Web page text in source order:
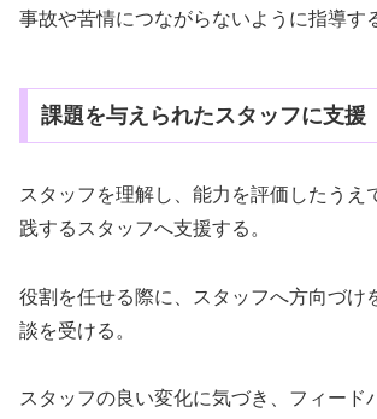
事故や苦情につながらないように指導す
課題を与えられたスタッフに支援
スタッフを理解し、能力を評価したうえ
践するスタッフへ支援する。
役割を任せる際に、スタッフへ方向づけ
談を受ける。
スタッフの良い変化に気づき、フィード